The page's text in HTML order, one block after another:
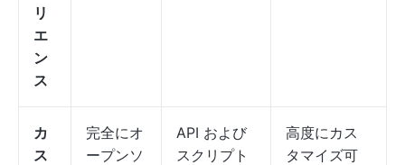
リ
エ
ン
ス
カ
ス
完全にオ
ープンソ
API および
スクリプト
高度にカス
タマイズ可